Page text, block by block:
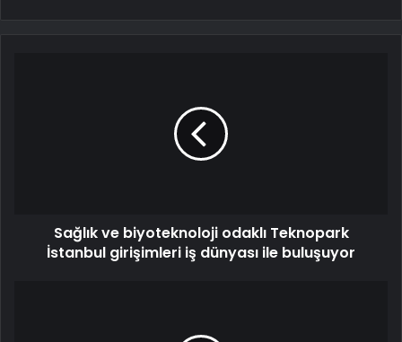
Sağlık ve biyoteknoloji odaklı Teknopark
İstanbul girişimleri iş dünyası ile buluşuyor